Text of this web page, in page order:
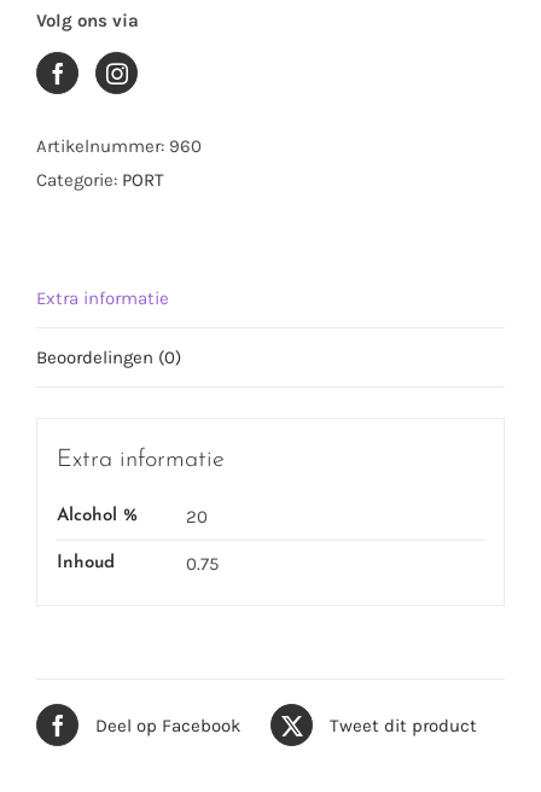
LTR
aantal
Volg ons via
Artikelnummer: 960
Categorie: PORT
Extra informatie
Beoordelingen (0)
Extra informatie
Alcohol % 20
Inhoud 0.75
Deel op Facebook Tweet dit product